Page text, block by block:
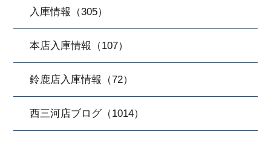
入庫情報（305）
本店入庫情報（107）
鈴鹿店入庫情報（72）
西三河店ブログ（1014）